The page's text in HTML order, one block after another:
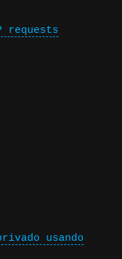
requests
usando